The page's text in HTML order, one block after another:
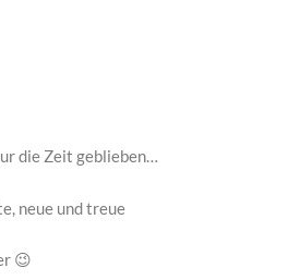
die Zeit geblieben…
neue und treue
😉